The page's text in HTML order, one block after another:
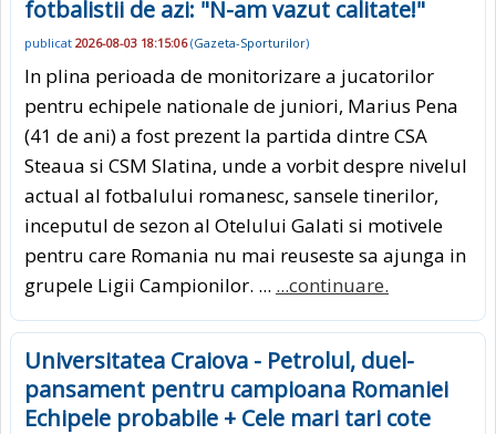
fotbalistii de azi: "N-am vazut calitate!"
publicat 2026-08-03 18:15:06(Gazeta-Sporturilor)
In plina perioada de monitorizare a jucatorilor
pentru echipele nationale de juniori, Marius Pena
(41 de ani) a fost prezent la partida dintre CSA
Steaua si CSM Slatina, unde a vorbit despre nivelul
actual al fotbalului romanesc, sansele tinerilor,
inceputul de sezon al Otelului Galati si motivele
pentru care Romania nu mai reuseste sa ajunga in
grupele Ligii Campionilor. ... ...continuare.
Universitatea Craiova - Petrolul, duel-
pansament pentru campioana Romaniei
Echipele probabile + Cele mari tari cote